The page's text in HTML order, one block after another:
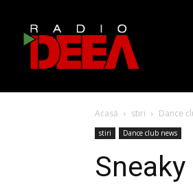
Acasă stiri Dance
stiri Dance club news